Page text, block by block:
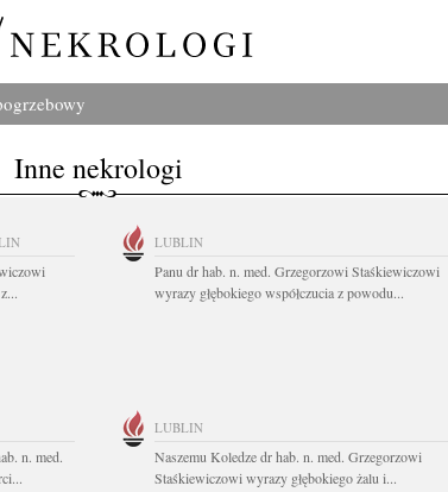
Inne nekrologi
LUBLIN
Panu dr hab. n. med. Grzegorzowi Staśkiewiczowi
wyrazy głębokiego współczucia z powodu...
n. med.
LUBLIN
Naszemu Koledze dr hab. n. med. Grzegorzowi
Staśkiewiczowi wyrazy głębokiego żalu i...